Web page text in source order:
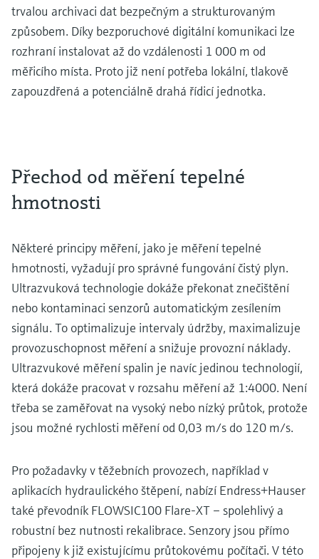
trvalou archivaci dat bezpečným a strukturovaným
způsobem. Díky bezporuchové digitální komunikaci lze
rozhraní instalovat až do vzdálenosti 1 000 m od
měřicího místa. Proto již není potřeba lokální, tlakově
zapouzdřená a potenciálně drahá řídicí jednotka.
Přechod od měření tepelné
hmotnosti
Některé principy měření, jako je měření tepelné
hmotnosti, vyžadují pro správné fungování čistý plyn.
Ultrazvuková technologie dokáže překonat znečištění
nebo kontaminaci senzorů automatickým zesílením
signálu. To optimalizuje intervaly údržby, maximalizuje
provozuschopnost měření a snižuje provozní náklady.
Ultrazvukové měření spalin je navíc jedinou technologií,
která dokáže pracovat v rozsahu měření až 1:4000. Není
třeba se zaměřovat na vysoký nebo nízký průtok, protože
jsou možné rychlosti měření od 0,03 m/s do 120 m/s.
Pro požadavky v těžebních provozech, například v
aplikacích hydraulického štěpení, nabízí Endress+Hauser
také převodník FLOWSIC100 Flare-XT – spolehlivý a
robustní bez nutnosti rekalibrace. Senzory jsou přímo
připojeny k již existujícímu průtokovému počítači. V této